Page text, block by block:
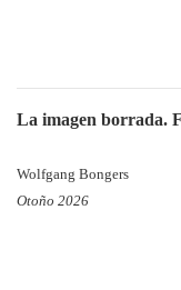
La imagen borrada.
Wolfgang Bongers
Otoño 2026